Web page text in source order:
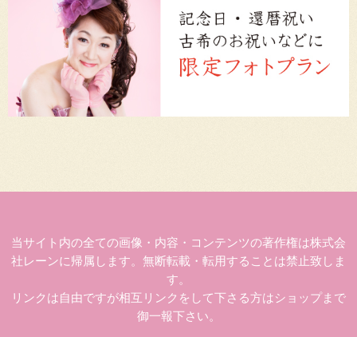
当サイト内の全ての画像・内容・コンテンツの著作権は株式会
社レーンに帰属します。無断転載・転用することは禁止致しま
す。
リンクは自由ですが相互リンクをして下さる方はショップまで
御一報下さい。